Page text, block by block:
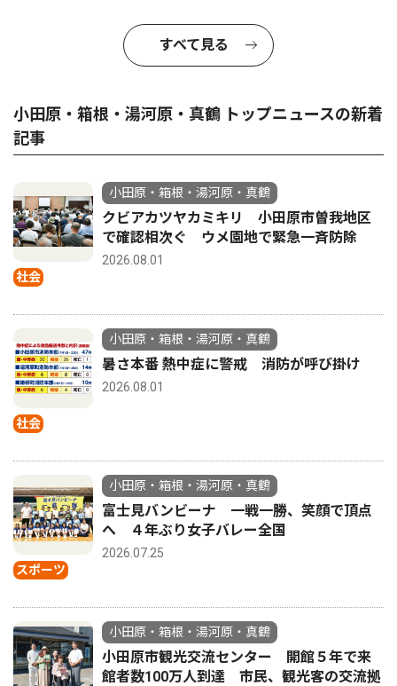
すべて見る
小田原・箱根・湯河原・真鶴 トップニュースの新着
記事
社会
小田原・箱根・湯河原・真鶴
クビアカツヤカミキリ 小田原市曽我地区
で確認相次ぐ ウメ園地で緊急一斉防除
2026.08.01
社会
小田原・箱根・湯河原・真鶴
暑さ本番 熱中症に警戒 消防が呼び掛け
2026.08.01
スポーツ
小田原・箱根・湯河原・真鶴
富士見バンビーナ 一戦一勝、笑顔で頂点
へ ４年ぶり女子バレー全国
2026.07.25
小田原・箱根・湯河原・真鶴
小田原市観光交流センター 開館５年で来
館者数100万人到達 市民、観光客の交流拠